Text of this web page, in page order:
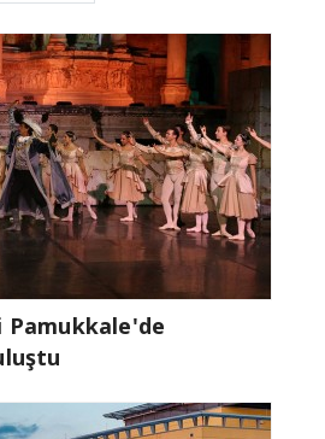
Pamukkale'de